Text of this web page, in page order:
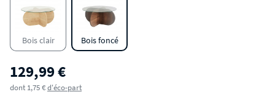
Table basse ronde en verre trempé et bois ø75cm
Bois clair Bois foncé
129,99 €
dont 1,75 €d'éco-part